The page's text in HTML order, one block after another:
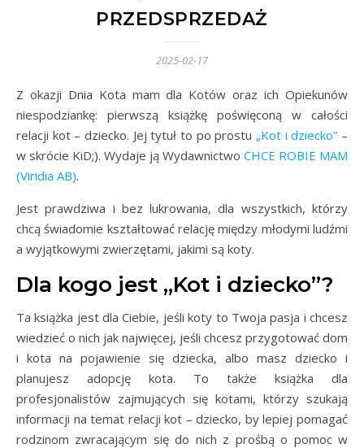
PRZEDSPRZEDAŻ
2025-02-17
Z okazji Dnia Kota mam dla Kotów oraz ich Opiekunów
niespodziankę: pierwszą książkę poświęconą w całości
relacji kot – dziecko. Jej tytuł to po prostu „Kot i dziecko” –
w skrócie KiD;). Wydaje ją Wydawnictwo CHCE ROBIE MAM
(Viridia AB).
Jest prawdziwa i bez lukrowania, dla wszystkich, którzy
chcą świadomie kształtować relację między młodymi ludźmi
a wyjątkowymi zwierzętami, jakimi są koty.
Dla kogo jest „Kot i dziecko”?
Ta książka jest dla Ciebie, jeśli koty to Twoja pasja i chcesz
wiedzieć o nich jak najwięcej, jeśli chcesz przygotować dom
i kota na pojawienie się dziecka, albo masz dziecko i
planujesz adopcję kota. To także książka dla
profesjonalistów zajmujących się kotami, którzy szukają
informacji na temat relacji kot – dziecko, by lepiej pomagać
rodzinom zwracającym się do nich z prośbą o pomoc w